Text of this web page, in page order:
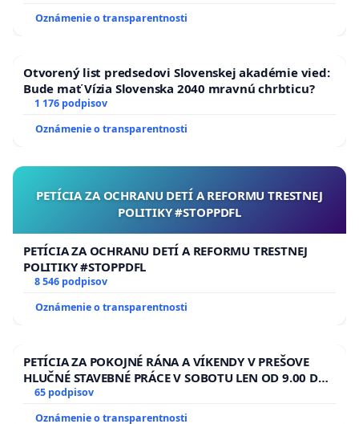
Oznámenie o transparentnosti
Otvorený list predsedovi Slovenskej akadémie vied:
Bude mať Vízia Slovenska 2040 mravnú chrbticu?
1 176 podpisov
Oznámenie o transparentnosti
PETÍCIA ZA OCHRANU DETÍ A REFORMU TRESTNEJ
POLITIKY #STOPPDFL
PETÍCIA ZA OCHRANU DETÍ A REFORMU TRESTNEJ
POLITIKY #STOPPDFL
8 546 podpisov
Oznámenie o transparentnosti
PETÍCIA ZA POKOJNÉ RÁNA A VÍKENDY V PREŠOVE
HLUČNÉ STAVEBNÉ PRÁCE V SOBOTU LEN OD 9.00 DO
13.00 HOD., CEZ PRACOVNÝ TÝŽDEŇ CIEĽ 8.00 – 18.00
65 podpisov
Oznámenie o transparentnosti